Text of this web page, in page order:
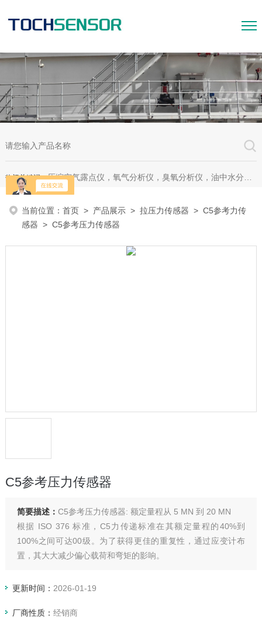
热门关键词：压缩空气露点仪，氧气分析仪，臭氧分析仪，油中水分析仪，超声波测漏仪。
当前位置：首页 > 产品展示 >拉压力传感器 >C5参考力传
感器 > C5参考压力传感器
C5参考压力传感器
简要描述： C5参考压力传感器: 额定量程从 5 MN 到 20 MN
根据 ISO 376 标准，C5力传递标准在其额定量程的40%到
100%之间可达00级。为了获得更佳的重复性，通过应变计布
置，其大大减少偏心载荷和弯矩的影响。
更新时间： 2026-01-19
厂商性质： 经销商